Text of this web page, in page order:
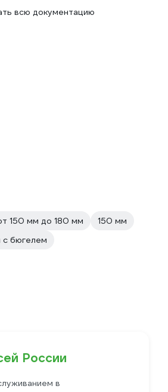
всю документацию
150 мм до 180 мм
150 мм
с бюгелем
России
в